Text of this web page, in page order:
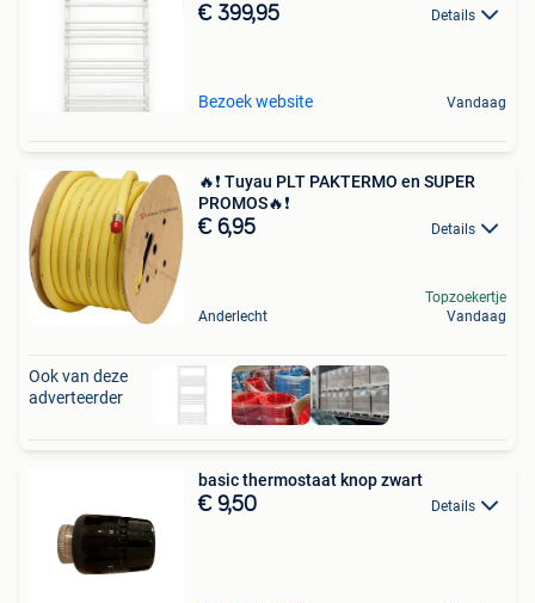
€ 399,95 Details
Bezoek website Vandaag
🔥❗️ Tuyau PLT PAKTERMO en SUPER
PROMOS🔥❗️
€ 6,95 Details
Anderlecht
Topzoekertje
Vandaag
Ook van deze
adverteerder
basic thermostaat knop zwart
€ 9,50 Details